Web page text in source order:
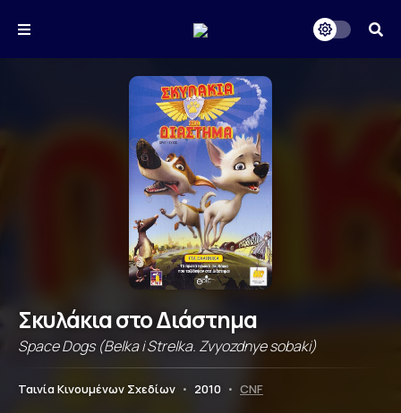
Σκυλάκια στο Διάστημα
Space Dogs (Belka i Strelka. Zvyozdnye sobaki)
Ταινία Κινουμένων Σχεδίων • 2010 • CNF